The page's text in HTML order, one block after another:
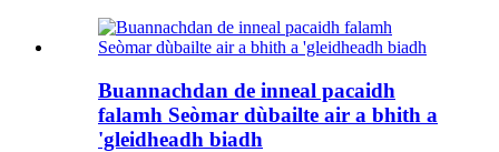
Buannachdan de inneal pacaidh
falamh Seòmar dùbailte air a bhith a
'gleidheadh ​​biadh